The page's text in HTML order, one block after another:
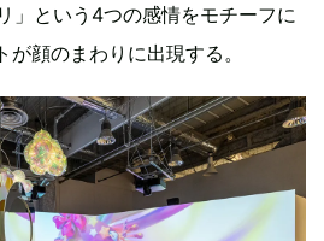
」という4つの感情をモチーフに
顔のまわりに出現する。